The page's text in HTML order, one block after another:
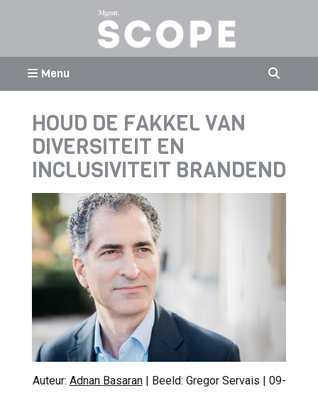
Menu
HOUD DE FAKKEL VAN
DIVERSITEIT EN
INCLUSIVITEIT BRANDEND
Auteur: Adnan Basaran | Beeld: Gregor Servais | 09-